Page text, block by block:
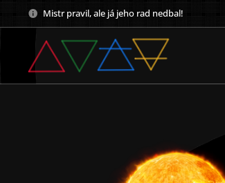
Mistr pravil, ale já jeho rad nedbal!